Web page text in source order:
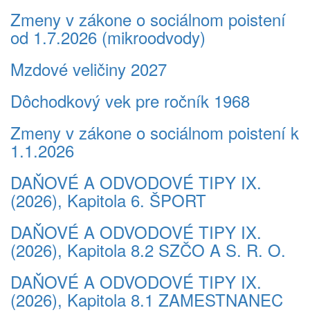
Zmeny v zákone o sociálnom poistení
od 1.7.2026 (mikroodvody)
Mzdové veličiny 2027
Dôchodkový vek pre ročník 1968
Zmeny v zákone o sociálnom poistení k
1.1.2026
DAŇOVÉ A ODVODOVÉ TIPY IX.
(2026), Kapitola 6. ŠPORT
DAŇOVÉ A ODVODOVÉ TIPY IX.
(2026), Kapitola 8.2 SZČO A S. R. O.
DAŇOVÉ A ODVODOVÉ TIPY IX.
(2026), Kapitola 8.1 ZAMESTNANEC